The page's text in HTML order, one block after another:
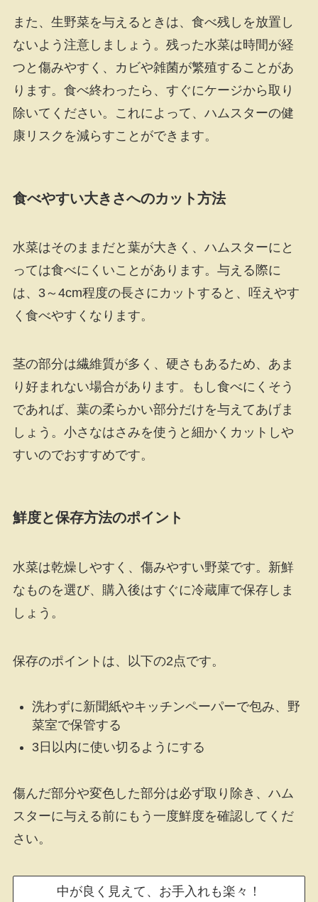
また、生野菜を与えるときは、食べ残しを放置し
ないよう注意しましょう。残った水菜は時間が経
つと傷みやすく、カビや雑菌が繁殖することがあ
ります。食べ終わったら、すぐにケージから取り
除いてください。これによって、ハムスターの健
康リスクを減らすことができます。
食べやすい大きさへのカット方法
水菜はそのままだと葉が大きく、ハムスターにと
っては食べにくいことがあります。与える際に
は、3～4cm程度の長さにカットすると、咥えやす
く食べやすくなります。
茎の部分は繊維質が多く、硬さもあるため、あま
り好まれない場合があります。もし食べにくそう
であれば、葉の柔らかい部分だけを与えてあげま
しょう。小さなはさみを使うと細かくカットしや
すいのでおすすめです。
鮮度と保存方法のポイント
水菜は乾燥しやすく、傷みやすい野菜です。新鮮
なものを選び、購入後はすぐに冷蔵庫で保存しま
しょう。
保存のポイントは、以下の2点です。
洗わずに新聞紙やキッチンペーパーで包み、野
菜室で保管する
3日以内に使い切るようにする
傷んだ部分や変色した部分は必ず取り除き、ハム
スターに与える前にもう一度鮮度を確認してくだ
さい。
中が良く見えて、お手入れも楽々！